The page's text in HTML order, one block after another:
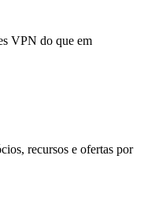
VPN do que em
recursos e ofertas por